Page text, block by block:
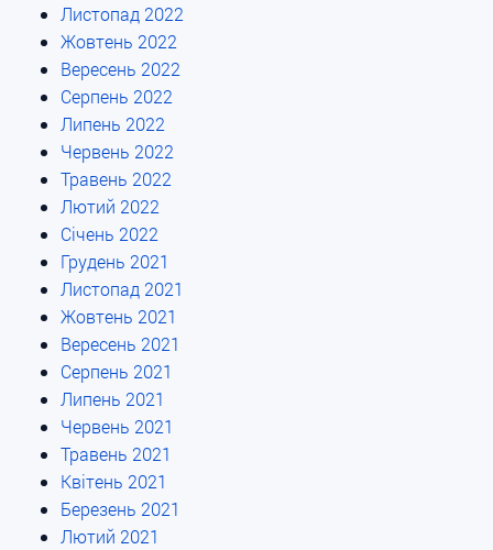
Листопад 2022
Жовтень 2022
Вересень 2022
Серпень 2022
Липень 2022
Червень 2022
Травень 2022
Лютий 2022
Січень 2022
Грудень 2021
Листопад 2021
Жовтень 2021
Вересень 2021
Серпень 2021
Липень 2021
Червень 2021
Травень 2021
Квітень 2021
Березень 2021
Лютий 2021